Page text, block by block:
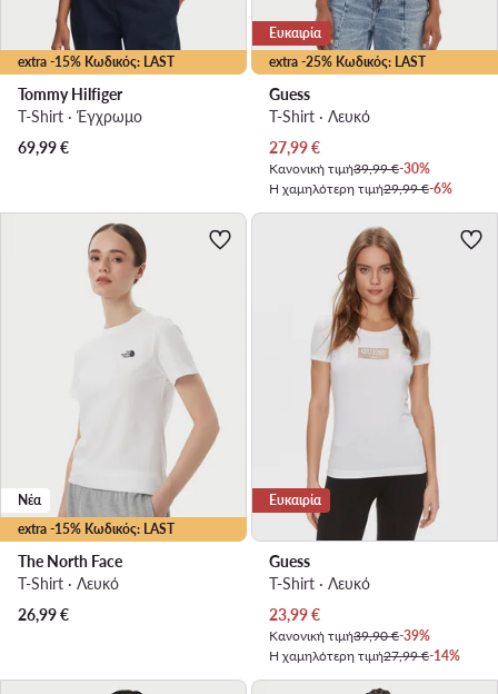
extra -15% Κωδικός: LAST
Tommy Hilfiger
T-Shirt · Έγχρωμο
69,99€
extra -25% Κωδικός: LAST
Ευκαιρία
Guess
T-Shirt · Λευκό
Τρέχουσα τιμή
27,99€
Κανονική τιμή39,99 €-30%
Η χαμηλότερη τιμή29,99 €-6%
extra -15% Κωδικός: LAST
Νέα
The North Face
T-Shirt · Λευκό
26,99€
Ευκαιρία
Guess
T-Shirt · Λευκό
Τρέχουσα τιμή
23,99€
Κανονική τιμή39,90 €-39%
Η χαμηλότερη τιμή27,99 €-14%